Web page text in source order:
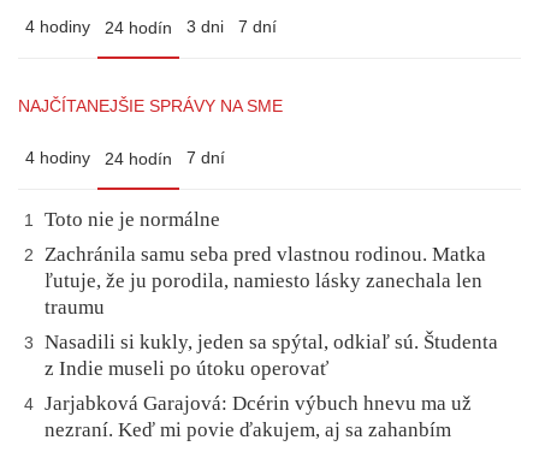
4 hodiny 24 hodín 3 dni 7 dní
NAJČÍTANEJŠIE SPRÁVY NA SME
4 hodiny 24 hodín 7 dní
1 Toto nie je normálne
2
Zachránila samu seba pred vlastnou rodinou. Matka
ľutuje, že ju porodila, namiesto lásky zanechala len
traumu
3
Nasadili si kukly, jeden sa spýtal, odkiaľ sú. Študenta
z Indie museli po útoku operovať
4 Jarjabková Garajová: Dcérin výbuch hnevu ma už
nezraní. Keď mi povie ďakujem, aj sa zahanbím